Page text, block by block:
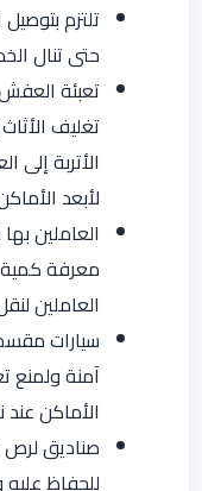
تلتزم
حتى تنال
تعبئة
تغليف
الأتربة إلى
لأبعد
العاملين
معرفة
العاملين
سيارات
آمنة ولمنع
الأماكن عند
صناديق لرص
للحفاظ